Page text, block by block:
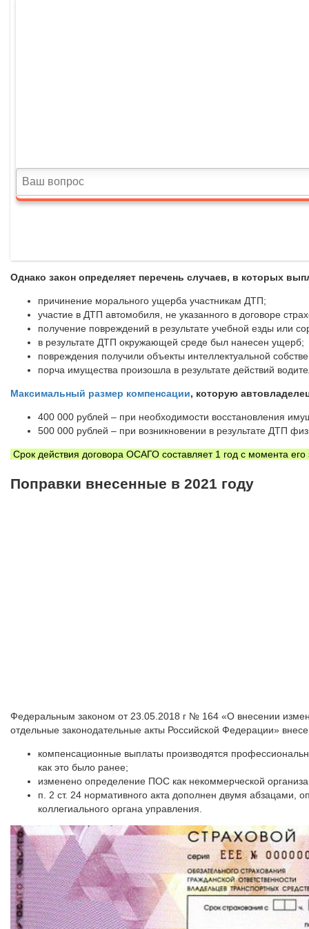
Однако закон определяет перечень случаев, в которых
причинение морального ущерба участникам ДТП;
участие в ДТП автомобиля, не указанного в договоре
получение повреждений в результате учебной езды или
в результате ДТП окружающей среде был нанесен ущерб;
повреждения получили объекты интеллектуальной
порча имущества произошла в результате действий
Максимальный размер компенсации, которую
400 000 рублей – при необходимости восстановления
500 000 рублей – при возникновении в результате ДТП
Срок действия договора ОСАГО составляет 1 год с момента
Поправки внесенные в 2021 году
Федеральным законом от 23.05.2018 г № 164 «О внесении
отдельные законодательные акты Российской Федерации»
компенсационные выплаты производятся
как это было ранее;
изменено определение ПОС как некоммерческой
п. 2 ст. 24 нормативного акта дополнен двумя
коллегиального органа управления.